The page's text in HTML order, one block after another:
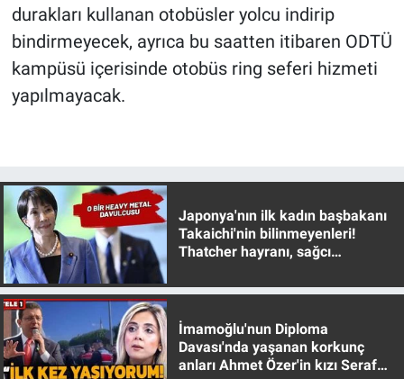
durakları kullanan otobüsler yolcu indirip
bindirmeyecek, ayrıca bu saatten itibaren ODTÜ
kampüsü içerisinde otobüs ring seferi hizmeti
yapılmayacak.
Japonya'nın ilk kadın başbakanı
Takaichi'nin bilinmeyenleri!
Thatcher hayranı, sağcı
İmamoğlu'nun Diploma
Davası'nda yaşanan korkunç
anları Ahmet Özer'in kızı Seraf
Programlar
Sağlık
Türkiye'nin Geleceği
Türkiye'nin Gündemi
Yerel Gündem
Yerel Yaşam